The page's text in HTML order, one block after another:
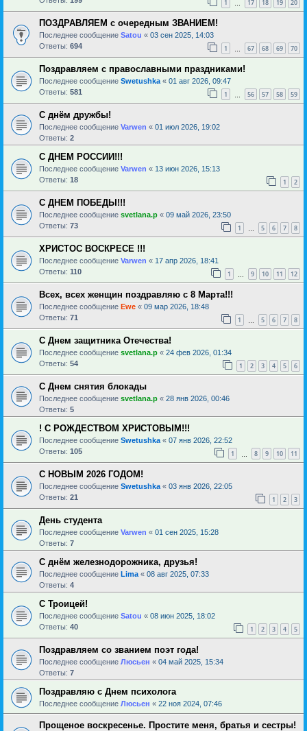
1 17 18 19 20
ПОЗДРАВЛЯЕМ с очередным ЗВАНИЕМ!
Последнее сообщение Satou « 03 сен 2025, 14:03
Ответы: 694 1 67 68 69 70
Поздравляем с православными праздниками!
Последнее сообщение Swetushka « 01 авг 2026, 09:47
Ответы: 581 1 56 57 58 59
С днём дружбы!
Последнее сообщение Varwen « 01 июл 2026, 19:02
Ответы: 2
С ДНЕМ РОССИИ!!!
Последнее сообщение Varwen « 13 июн 2026, 15:13
Ответы: 18 1 2
С ДНЕМ ПОБЕДЫ!!!
Последнее сообщение svetlana.p « 09 май 2026, 23:50
Ответы: 73 1 5 6 7 8
ХРИСТОС ВОСКРЕСЕ !!!
Последнее сообщение Varwen « 17 апр 2026, 18:41
Ответы: 110 1 9 10 11 12
Всех, всех женщин поздравляю с 8 Марта!!!
Последнее сообщение Ewe « 09 мар 2026, 18:48
Ответы: 71 1 5 6 7 8
С Днем защитника Отечества!
Последнее сообщение svetlana.p « 24 фев 2026, 01:34
Ответы: 54 1 2 3 4 5 6
С Днем снятия блокады
Последнее сообщение svetlana.p « 28 янв 2026, 00:46
Ответы: 5
! С РОЖДЕСТВОМ ХРИСТОВЫМ!!!
Последнее сообщение Swetushka « 07 янв 2026, 22:52
Ответы: 105 1 8 9 10 11
С НОВЫМ 2026 ГОДОМ!
Последнее сообщение Swetushka « 03 янв 2026, 22:05
Ответы: 21 1 2 3
День студента
Последнее сообщение Varwen « 01 сен 2025, 15:28
Ответы: 7
С днём железнодорожника, друзья!
Последнее сообщение Lima « 08 авг 2025, 07:33
Ответы: 4
С Троицей!
Последнее сообщение Satou « 08 июн 2025, 18:02
Ответы: 40 1 2 3 4 5
Поздравляем со званием поэт года!
Последнее сообщение Люсьен « 04 май 2025, 15:34
Ответы: 7
Поздравляю с Днем психолога
Последнее сообщение Люсьен « 22 ноя 2024, 07:46
Прощеное воскресенье. Простите меня, братья и сестры!